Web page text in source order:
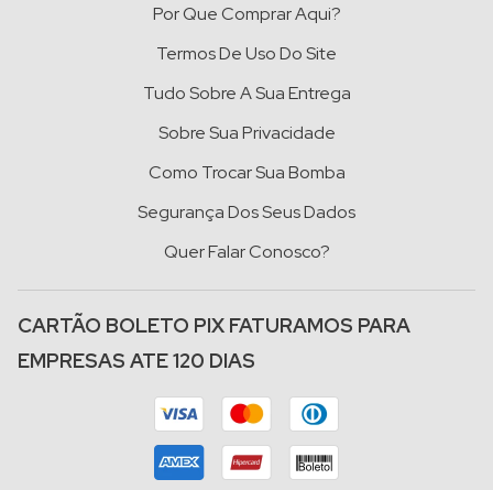
Por Que Comprar Aqui?
Termos De Uso Do Site
Tudo Sobre A Sua Entrega
Sobre Sua Privacidade
Como Trocar Sua Bomba
Segurança Dos Seus Dados
Quer Falar Conosco?
CARTÃO BOLETO PIX FATURAMOS PARA
EMPRESAS ATE 120 DIAS